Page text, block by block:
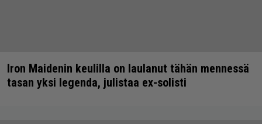
Iron Maidenin keulilla on laulanut tähän mennessä
tasan yksi legenda, julistaa ex-solisti